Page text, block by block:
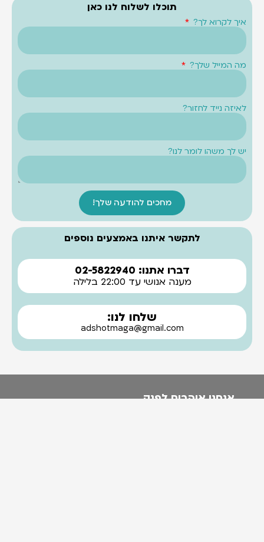
תוכלו לשלוח לנו כאן
איך לקרוא לך?
מה המייל שלך?
לאיזה נייד לחזור?
יש לך משהו לומר לנו?
מחכים להודעה שלך!
לתקשר איתנו באמצעים נוספים
דברו אתנו: 02-5822940
מענה אנושי עד 22:00 בלילה
שלחו לנו:
adshotmaga@gmail.com
אנחנו אוהבים לפנק.